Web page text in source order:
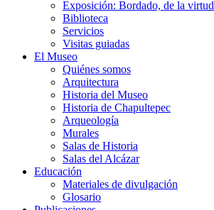
Exposición: Bordado, de la virtud
Biblioteca
Servicios
Visitas guiadas
El Museo
Quiénes somos
Arquitectura
Historia del Museo
Historia de Chapultepec
Arqueología
Murales
Salas de Historia
Salas del Alcázar
Educación
Materiales de divulgación
Glosario